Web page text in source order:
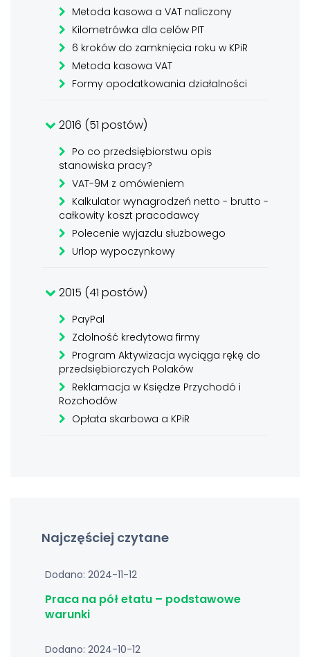
Metoda kasowa a VAT naliczony
Kilometrówka dla celów PIT
6 kroków do zamknięcia roku w KPiR
Metoda kasowa VAT
Formy opodatkowania działalności
2016 (51 postów)
Po co przedsiębiorstwu opis
stanowiska pracy?
VAT-9M z omówieniem
Kalkulator wynagrodzeń netto - brutto -
całkowity koszt pracodawcy
Polecenie wyjazdu służbowego
Urlop wypoczynkowy
2015 (41 postów)
PayPal
Zdolność kredytowa firmy
Program Aktywizacja wyciąga rękę do
przedsiębiorczych Polaków
Reklamacja w Księdze Przychodó i
Rozchodów
Opłata skarbowa a KPiR
Najczęściej czytane
Dodano: 2024-11-12
Praca na pół etatu – podstawowe
warunki
Dodano: 2024-10-12